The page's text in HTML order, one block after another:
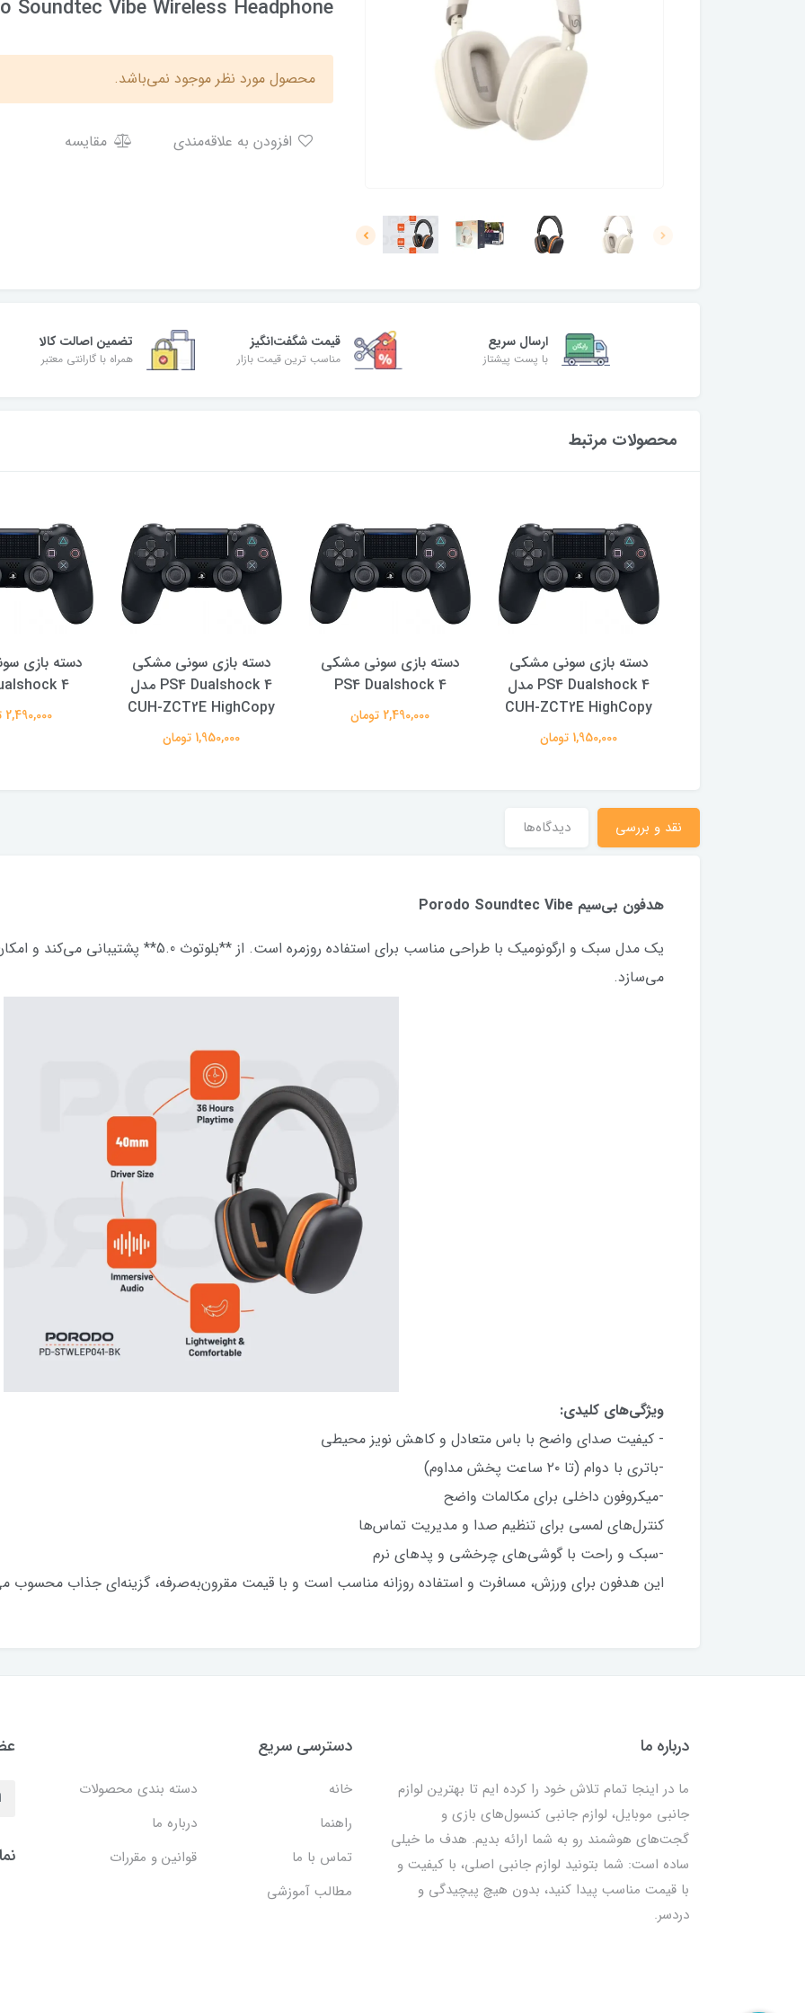
Soundtec Vibe Wireless Headphone
محصول مورد نظر موجود نمی‌باشد.
مقایسه
ارسال سریع
با پست پیشتاز
قیمت شگفت‌انگیز
مناسب ترین قیمت بازار
تضمین اصالت کالا
همراه با گارانتی معتبر
محصولات مرتبط
دسته بازی سونی مشکی
PS4 Dualshock 4 مدل
CUH-ZCT2E HighCopy
1,950,000 تومان
دسته بازی سونی مشکی
PS4 Dualshock 4
2,490,000 تومان
دسته بازی سونی مشکی
PS4 Dualshock 4 مدل
CUH-ZCT2E HighCopy
1,950,000 تومان
دسته بازی
4
2,490,000 تومان
نقد و بررسی دیدگاه‌ها
هدفون بی‌سیم Porodo Soundtec Vibe
می‌سازد.
ویژگی‌های کلیدی:
- کیفیت صدای واضح با باس متعادل و کاهش نویز محیطی
-باتری با دوام (تا ۲۰ ساعت پخش مداوم)
-میکروفون داخلی برای مکالمات واضح
کنترل‌های لمسی برای تنظیم صدا و مدیریت تماس‌ها
-سبک و راحت با گوشی‌های چرخشی و پدهای نرم
این هدفون برای ورزش، مسافرت و استفاده روزانه مناسب است و با قیمت مقرون‌به‌صرفه، گزینه‌ای جذاب محسوب
درباره ما
ما در اینجا تمام تلاش خود را کرده ایم تا بهترین لوازم
جانبی موبایل، لوازم جانبی کنسول‌های بازی و
گجت‌های هوشمند رو به شما ارائه بدیم. هدف ما خیلی
ساده است: شما بتونید لوازم جانبی اصلی، با کیفیت و
با قیمت مناسب پیدا کنید، بدون هیچ پیچیدگی و
دردسر.
دسترسی سریع
خانه
دسته بندی محصولات
راهنما
درباره ما
تماس با ما
قوانین و مقررات
مطالب آموزشی